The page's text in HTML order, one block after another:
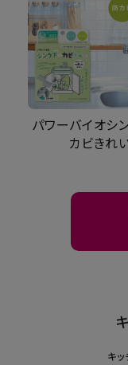
パワーバイオシ
カビきれ
キ